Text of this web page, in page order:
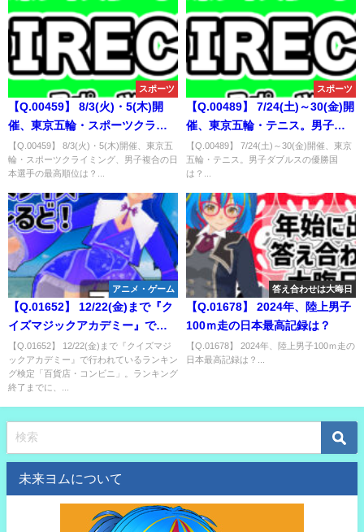
スポーツ
【Q.00459】 8/3(火)・5(木)開
催、東京五輪・スポーツクライ
ミング、男子複合の日本選手の
最高順位は？
【Q.00459】 8/3(火)・5(木)開催、東京五
輪・スポーツクライミング、男子複合の日
本選手の最高順位は？...
スポーツ
【Q.00489】 7/24(土)～30(金)開
催、東京五輪・テニス。男子ダ
ブルスの優勝国は？
【Q.00489】 7/24(土)～30(金)開催、東京
五輪・テニス。男子ダブルスの優勝国
は？...
アニメ・ゲーム
【Q.01652】 12/22(金)まで『ク
イズマジックアカデミー』で行
われているランキング検定「百
貨店・コンビニ」。ランキング
終了までに、公式サイトに掲載
イヤーの人数は？
【Q.01652】 12/22(金)まで『クイズマジ
ックアカデミー』で行われているランキン
グ検定「百貨店・コンビニ」。ランキング
終了までに、...
答え合わせは大晦日
【Q.01678】 2024年、陸上男子
100ｍ走の日本最高記録は？
【Q.01678】 2024年、陸上男子100ｍ走の
日本最高記録は？...
未来ヨムについて